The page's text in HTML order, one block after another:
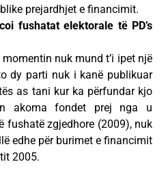
prejardhjet e financimit.
fushatat elektorale të PD’s
nuk mund t’i ipet një
dy parti nuk i kanë publikuar
as tani kur ka përfundar kjo
akoma fondet prej nga u
fushatë zgjedhore (2009), nuk
edhe për burimet e financimit
2005.